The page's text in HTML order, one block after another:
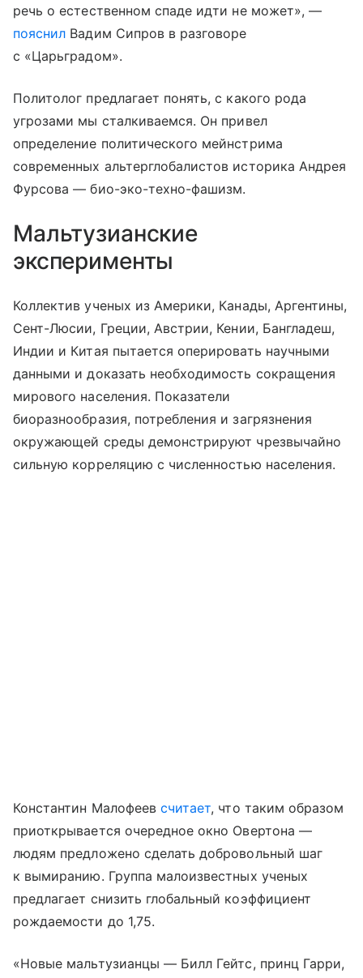
речь о естественном спаде идти не может», —
пояснил Вадим Сипров в разговоре
с «Царьградом».
Политолог предлагает понять, с какого рода
угрозами мы сталкиваемся. Он привел
определение политического мейнстрима
современных альтерглобалистов историка Андрея
Фурсова — био-эко-техно-фашизм.
Мальтузианские
эксперименты
Коллектив ученых из Америки, Канады, Аргентины,
Сент-Люсии, Греции, Австрии, Кении, Бангладеш,
Индии и Китая пытается оперировать научными
данными и доказать необходимость сокращения
мирового населения. Показатели
биоразнообразия, потребления и загрязнения
окружающей среды демонстрируют чрезвычайно
сильную корреляцию с численностью населения.
Константин Малофеев считает, что таким образом
приоткрывается очередное окно Овертона —
людям предложено сделать добровольный шаг
к вымиранию. Группа малоизвестных ученых
предлагает снизить глобальный коэффициент
рождаемости до 1,75.
«Новые мальтузианцы — Билл Гейтс, принц Гарри,